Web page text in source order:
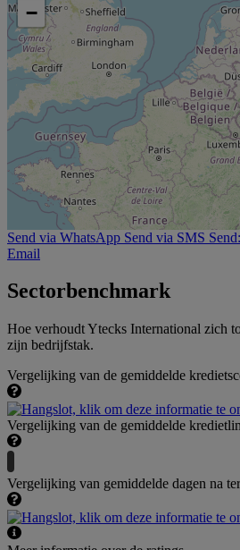
−
Send via WhatsApp Send via SMS
Email
Sectorbenchmark
Hoe verhoudt Ytecks International zich
zijn bedrijfstak.
Vergelijking van de gemiddelde
Vergelijking van de gemiddelde
Vergelijking van gemiddelde dagen na